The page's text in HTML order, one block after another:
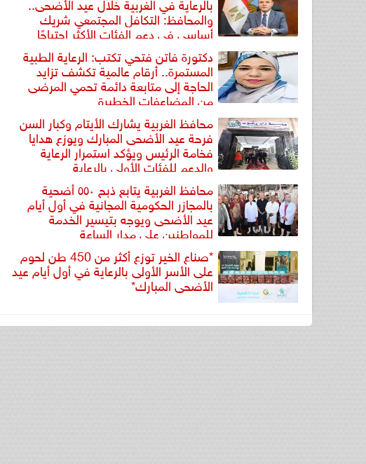
والمحافظ: التكافل المجتمعي شريك
أساسي في دعم الفئات الأكثر احتياجًا
دكتورة فاتن فتحي تكتب: الرعاية الطبية
المستمرة.. أرقام عالمية تكشف تزايد
الحاجة إلى متابعة دائمة تحمي المرضى
من المضاعفات الخطيرة
محافظ الغربية يشارك الأيتام وكبار السن
فرحة عيد الأضحى المبارك ويوزع هدايا
فخامة الرئيس ويؤكد استمرار الرعاية
والدعم للفئات الأولى بالرعاية
محافظ الغربية يتابع ذبح ٥٥٠ أضحية
بالمجازر الحكومية المجانية في أول أيام
عيد الأضحى ويوجه بتيسير الخدمة
للمواطنين على مدار الساعة
*صناع الخير توزع أكثر من 450 طن لحوم
على الأسر الأولى بالرعاية في أول أيام عيد
الأضحى المبارك*